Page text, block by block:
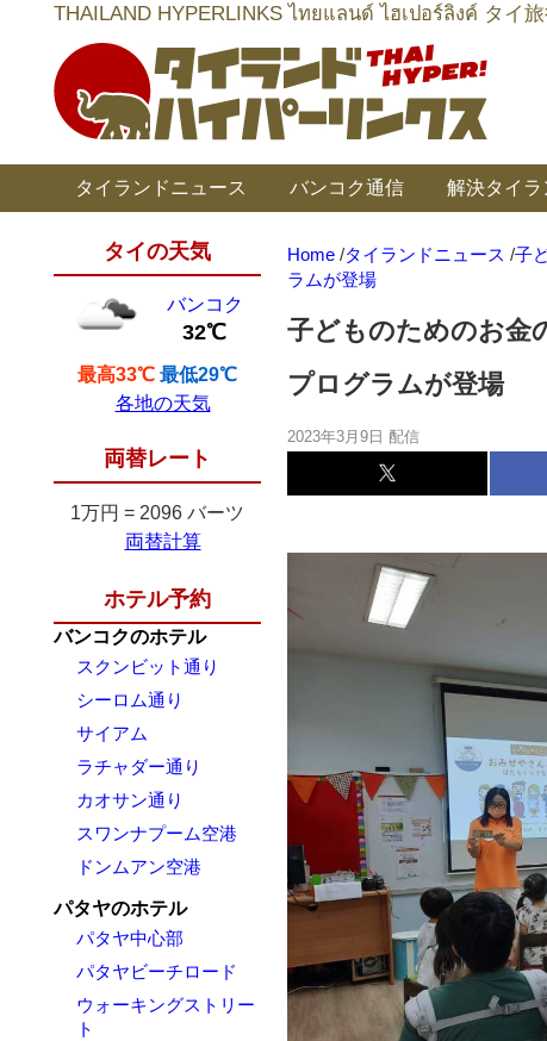
THAILAND HYPERLINKS ไทยแลนด์ ไฮเปอร์ลิงค์ タイ
タイランドニュース バンコク通信 解決タイラ
タイの天気
バンコク
32℃
最高33℃ 最低29℃
各地の天気
両替レート
1万円 = 2096 バーツ
両替計算
ホテル予約
バンコクのホテル
スクンビット通り
シーロム通り
サイアム
ラチャダー通り
カオサン通り
スワンナプーム空港
ドンムアン空港
パタヤのホテル
パタヤ中心部
パタヤビーチロード
ウォーキングストリー
ト
Home /タイランドニュース /⼦
ラムが登場
⼦どものためのお⾦
プログラムが登場
2023年3月9日 配信